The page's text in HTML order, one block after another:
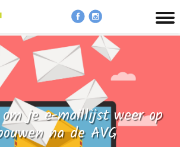
je e-maillijst weer op
na de AVG